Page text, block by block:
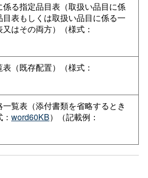
る指定品目表（取扱い品目に係
目表もしくは取扱い品目に係る一
はその両方）（様式：
（既存配置）（様式：
覧表（添付書類を省略するとき
word60KB）（記載例：